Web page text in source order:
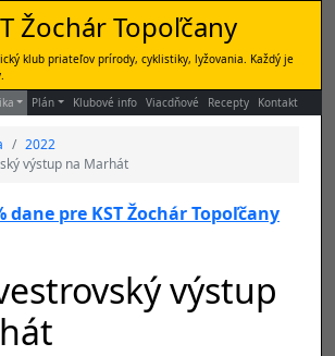
Žochár Topoľčany
klub priateľov prírody, cyklistiky, lyžovania. Každý je
Plán Klubové info Viacdňové Recepty Kontakt
2022
výstup na Marhát
dane pre KST Žochár Topoľčany
výstup